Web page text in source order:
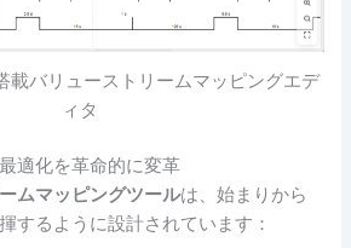
載バリューストリームマッピングエデ
ィタ
適化を革命的に変革
ムマッピングツールは、始まりから
するように設計されています：